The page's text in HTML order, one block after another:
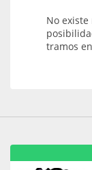
No
tramos